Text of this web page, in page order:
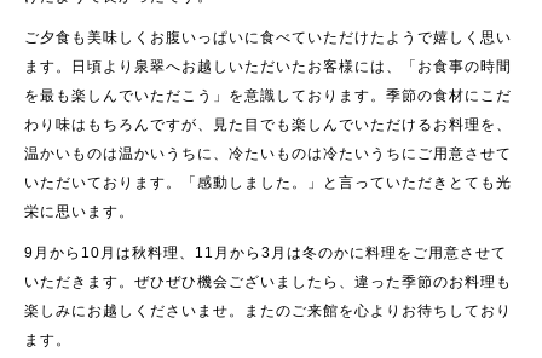
ご夕食も美味しくお腹いっぱいに食べていただけたようで嬉しく思い
ます。日頃より泉翠へお越しいただいたお客様には、「お食事の時間
を最も楽しんでいただこう」を意識しております。季節の食材にこだ
わり味はもちろんですが、見た目でも楽しんでいただけるお料理を、
温かいものは温かいうちに、冷たいものは冷たいうちにご用意させて
いただいております。「感動しました。」と言っていただきとても光
栄に思います。
9月から10月は秋料理、11月から3月は冬のかに料理をご用意させて
いただきます。ぜひぜひ機会ございましたら、違った季節のお料理も
楽しみにお越しくださいませ。またのご来館を心よりお待ちしており
ます。